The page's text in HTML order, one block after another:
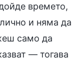
времето,
и няма да
само да
— тогава